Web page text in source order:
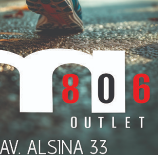
de 2026 . 09:06 Hs.
un lindo domingo para tod@s, qué la